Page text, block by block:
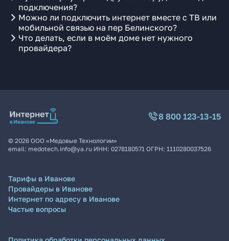
подключения?
Можно ли подключить интернет вместе с ТВ или
мобильной связью на пер Белинского?
Что делать, если в моём доме нет нужного
провайдера?
8 800 123-13-15
© 2026 ООО «Медовые Технологии»
email: medotech.info@ya.ru ИНН: 0278180571 ОГРН: 1110280037526
Тарифы в Иванове
Провайдеры в Иванове
Интернет по адресу в Иванове
Частые вопросы